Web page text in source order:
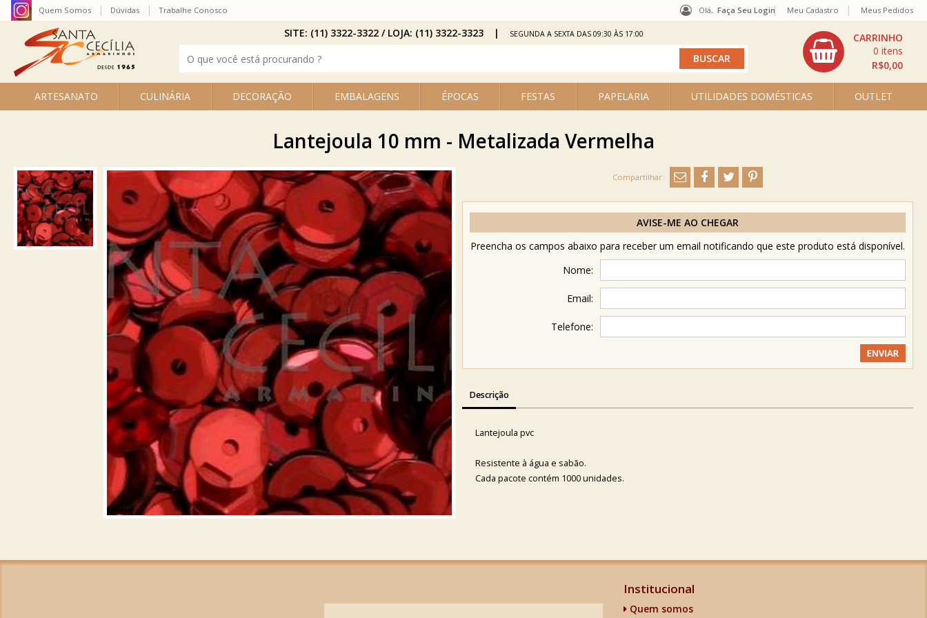
Olá, Faça Seu Login
ARTESANATO CULINÁRIA DECORAÇÃO EMBALAGENS ÉPOCAS FESTAS PAPELARIA UTILIDADES DOMÉSTICAS OUTLET
R$0,00
0
Quem Somos Dúvidas Trabalhe Conosco Meu Cadastro Meus Pedidos
SITE: (11) 3322-3322 / LOJA: (11) 3322-3323 SEGUNDA A SEXTA DAS 09:30 ÀS 17:00
Lantejoula 10 mm - Metalizada Vermelha
AVISE-ME AO CHEGAR
Preencha os campos abaixo para receber um email notificando que este produto está disponível.
Nome:
Email:
Telefone:
Descrição
Lantejoula pvc
Resistente à água e sabão.
Cada pacote contém 1000 unidades.
Institucional
Quem somos